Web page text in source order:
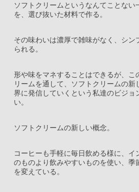
ソフトクリームというなんてことない
を、選び抜いた材料で作る。
その味わいは濃厚で雑味がなく、シン
られる。
形や味をマネすることはできるが、こ
リームを通して、ソフトクリームの新
界に発信していくという私達のビジョ
い。
ソフトクリームの新しい概念。
コーヒーも手軽に毎日飲める様に、イ
のものより飲みやすいものを使い、季
を変えている。